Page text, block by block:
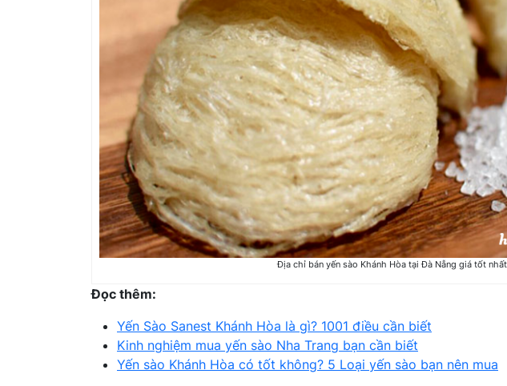
Địa chỉ bán yến sào Khánh Hòa tại Đà Nẵng giá tốt
Đọc thêm:
Yến Sào Sanest Khánh Hòa là gì? 1001 điều cần biết
Kinh nghiệm mua yến sào Nha Trang bạn cần biết
Yến sào Khánh Hòa có tốt không? 5 Loại yến sào bạn nên mua